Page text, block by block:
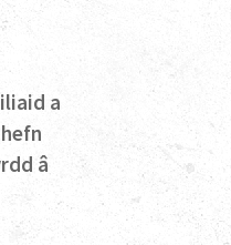
a
â